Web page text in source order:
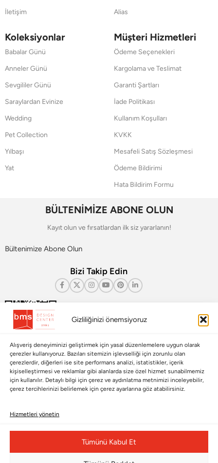
Gizliliğinizi önemsiyoruz
Alışveriş deneyiminizi geliştirmek için yasal düzenlemelere uygun olarak
çerezler kullanıyoruz. Bazıları sitemizin işlevselliği için zorunlu olan
çerezlerdir, diğerleri ise site performans analizi, istatistikler, içerik
kişiselleştirmesi ve reklamlar gibi alanlarda size özel hizmet sunabilmemiz
için kullanılır. Detaylı bilgi için çerez ve aydınlatma metnimizi inceleyebilir,
çerez tercihlerinizi belirlemek için çerez ayarlarına göz atabilirsiniz.
Hizmetleri yönetin
Tümünü Kabul Et
İletişim
Alias
Koleksiyonlar
Babalar Günü
Anneler Günü
Sevgililer Günü
Saraylardan Evinize
Wedding
Pet Collection
Yılbaşı
Yat
Müşteri Hizmetleri
Ödeme Seçenekleri
Kargolama ve Teslimat
Garanti Şartları
İade Politikası
Kullanım Koşulları
KVKK
Mesafeli Satış Sözleşmesi
Ödeme Bildirimi
Hata Bildirim Formu
BÜLTENİMİZE ABONE OLUN
Kayıt olun ve fırsatlardan ilk siz yararlanın!
Bültenimize Abone Olun
Bizi Takip Edin
Çerez Yönetim Paneli